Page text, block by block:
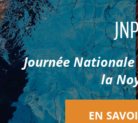
Journée
la
EN